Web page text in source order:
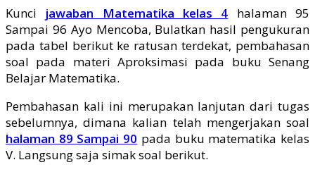
Kunci jawaban Matematika kelas 4 halaman 95
Sampai 96 Ayo Mencoba, Bulatkan hasil pengukuran
pada tabel berikut ke ratusan terdekat, pembahasan
soal pada materi Aproksimasi pada buku Senang
Belajar Matematika.
Pembahasan kali ini merupakan lanjutan dari tugas
sebelumnya, dimana kalian telah mengerjakan soal
halaman 89 Sampai 90 pada buku matematika kelas
V. Langsung saja simak soal berikut.